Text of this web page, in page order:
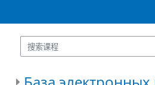
搜索课程